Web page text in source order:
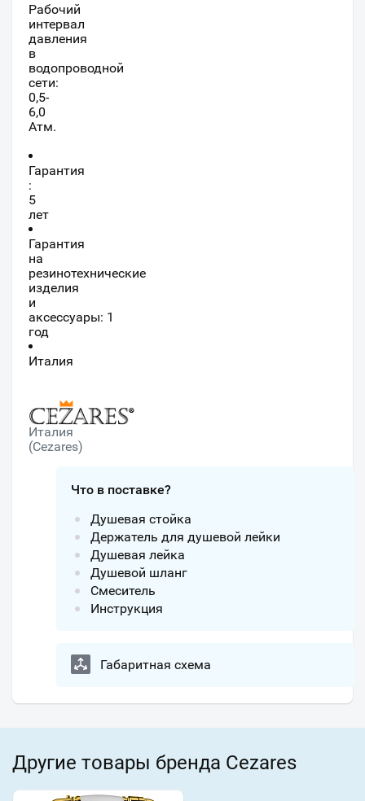
Рабочий
интервал
давления
в
водопроводной
сети:
0,5-
6,0
Атм.
Гарантия
:
5
лет
Гарантия
на
резинотехнические
изделия
и
аксессуары: 1
год
Италия
Италия
(Cezares)
Что в поставке?
Душевая стойка
Держатель для душевой лейки
Душевая лейка
Душевой шланг
Смеситель
Инструкция
Габаритная схема
Другие товары бренда Cezares